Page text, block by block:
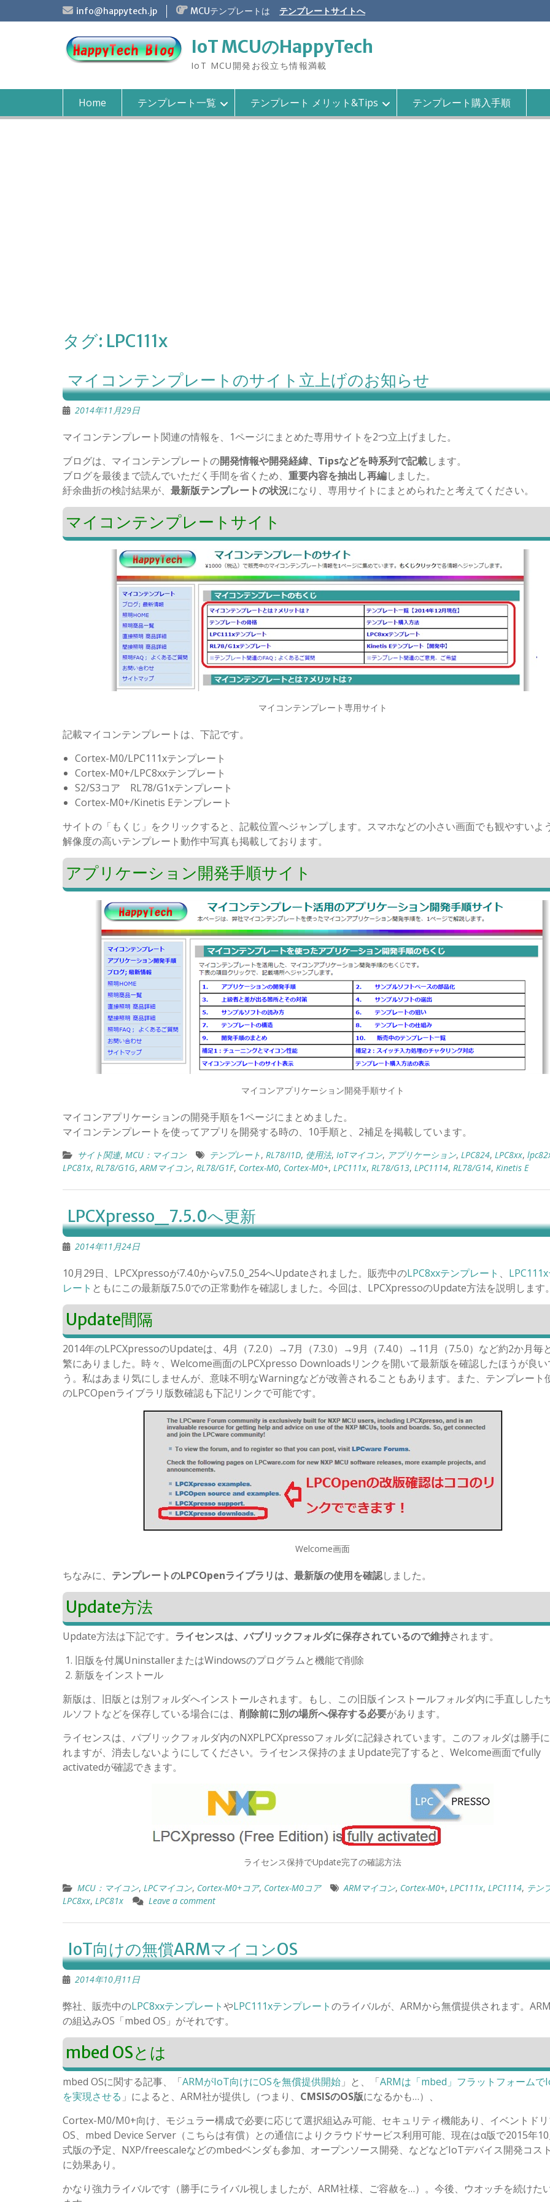
k
t
info@happytech.jp MCUテンプレートは テンプレートサイトへ
IoT MCUのHappyTech
IoT MCU開発お役立ち情報満載
Home テンプレート一覧 テンプレート メリット&Tips テンプレート購入手順
タグ: LPC111x
マイコンテンプレートのサイト立上げのお知らせ
2014年11月29日
マイコンテンプレート関連の情報を、1ページにまとめた専用サイトを2つ立上げました。
ブログは、マイコンテンプレートの開発情報や開発経緯、Tipsなどを時系列で記載します。
ブログを最後まで読んでいただく手間を省くため、 重要内容を抽出し再編しました。
紆余曲折の検討結果が、 最新版テンプレートの状況になり、専用サイトにまとめられたと考えてください。
マイコンテンプレートサイト
マイコンテンプレート専用サイト
記載マイコンテンプレートは、下記です。
Cortex-M0/LPC111xテンプレート
Cortex-M0+/LPC8xxテンプレート
S2/S3コア RL78/G1xテンプレート
Cortex-M0+/Kinetis Eテンプレート
サイトの「もくじ」をクリックすると、記載位置へジャンプします。スマホなどの小さい画面でも観やすいよ
解像度の高いテンプレート動作中写真も掲載しております。
アプリケーション開発手順サイト
マイコンアプリケーション開発手順サイト
マイコンアプリケーションの開発手順を1ページにまとめました。
マイコンテンプレートを使ってアプリを開発する時の、10手順と、2補足を掲載しています。
サイト関連, MCU：マイコン テンプレート, RL78/I1D, 使用法, IoTマイコン, アプリケーション, LPC824, LPC8xx,
LPC81x, RL78/G1G,ARMマイコン, RL78/G1F, Cortex-M0, Cortex-M0+, LPC111x, RL78/G13, LPC1114, RL78/G14, Kinetis E
LPCXpresso_7.5.0へ更新
2014年11月24日
10月29日、LPCXpressoが7.4.0からv7.5.0_254へUpdateされました。販売中のLPC8xxテンプレート 、
レート ともにこの最新版7.5.0での正常動作を確認しました。今回は、LPCXpressoのUpdate方法を説明します
Update間隔
2014年のLPCXpressoのUpdateは、4月（7.2.0）→7月（7.3.0）→9月（7.4.0）→11月（7.5.0）など約2か月毎
繁にありました。時々、Welcome画面のLPCXpresso Downloadsリンクを開いて最新版を確認したほうが良
う。私はあまり気にしませんが、意味不明なWarningなどが改善されることもあります。また、テンプレート
のLPCOpenライブラリ版数確認も下記リンクで可能です。
Welcome画面
ちなみに、 テンプレートのLPCOpenライブラリは、最新版の使用を確認しました。
Update方法
Update方法は下記です。 ライセンスは、バブリックフォルダに保存されているので維持されます。
旧版を付属UninstallerまたはWindowsのプログラムと機能で削除
新版をインストール
新版は、旧版とは別フォルダへインストールされます。もし、この旧版インストールフォルダ内に手直しした
ルソフトなどを保存している場合には、 削除前に別の場所へ保存する必要があります。
ライセンスは、パブリックフォルダ内のNXPLPCXpressoフォルダに記録されています。このフォルダは勝手
れますが、消去しないようにしてください。ライセンス保持のままUpdate完了すると、Welcome画面でfully
activatedが確認できます。
ライセンス保持でUpdate完了の確認方法
MCU：マイコン, LPCマイコン, Cortex-M0+コア, Cortex-M0コア ARMマイコン, Cortex-M0+, LPC111x, LPC1114, テン
LPC8xx, LPC81x Leave a comment
IoT向けの無償ARMマイコンOS
2014年10月11日
弊社、販売中のLPC8xxテンプレートやLPC111xテンプレートのライバルが、ARMから無償提供されます。
の組込みOS「mbed OS」がそれです。
mbed OSとは
mbed OSに関する記事、「ARMがIoT向けにOSを無償提供開始 」と、「ARMは「mbed」フラットフォームで
を実現させる 」によると、ARM社が提供し（つまり、 CMSISのOS版になるかも…）、
Cortex-M0/M0+向け、モジュラー構成で必要に応じて選択組込み可能、セキュリティ機能あり、イベントド
OS、mbed Device Server（こちらは有償）との通信によりクラウドサービス利用可能、現在はα版で2015年
式版の予定、NXP/freescaleなどのmbedベンダも参加、オープンソース開発、などなどIoTデバイス開発コス
に効果あり。
かなり強力ライバルです（勝手にライバル視しましたが、ARM社様、ご容赦を…）。今後、ウオッチを続けた